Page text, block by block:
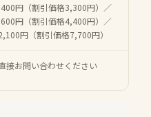
円（割引価格3,300円）／
円（割引価格4,400円）／
円（割引価格7,700円）
接お問い合わせください